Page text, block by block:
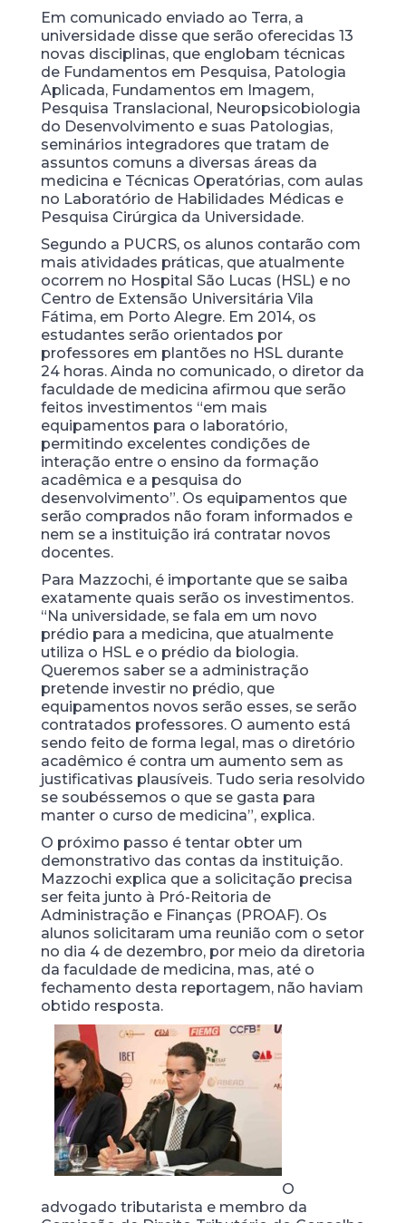
Em comunicado enviado ao Terra, a
universidade disse que serão oferecidas 13
novas disciplinas, que englobam técnicas
de Fundamentos em Pesquisa, Patologia
Aplicada, Fundamentos em Imagem,
Pesquisa Translacional, Neuropsicobiologia
do Desenvolvimento e suas Patologias,
seminários integradores que tratam de
assuntos comuns a diversas áreas da
medicina e Técnicas Operatórias, com aulas
no Laboratório de Habilidades Médicas e
Pesquisa Cirúrgica da Universidade.
Segundo a PUCRS, os alunos contarão com
mais atividades práticas, que atualmente
ocorrem no Hospital São Lucas (HSL) e no
Centro de Extensão Universitária Vila
Fátima, em Porto Alegre. Em 2014, os
estudantes serão orientados por
professores em plantões no HSL durante
24 horas. Ainda no comunicado, o diretor da
faculdade de medicina afirmou que serão
feitos investimentos “em mais
equipamentos para o laboratório,
permitindo excelentes condições de
interação entre o ensino da formação
acadêmica e a pesquisa do
desenvolvimento”. Os equipamentos que
serão comprados não foram informados e
nem se a instituição irá contratar novos
docentes.
Para Mazzochi, é importante que se saiba
exatamente quais serão os investimentos.
“Na universidade, se fala em um novo
prédio para a medicina, que atualmente
utiliza o HSL e o prédio da biologia.
Queremos saber se a administração
pretende investir no prédio, que
equipamentos novos serão esses, se serão
contratados professores. O aumento está
sendo feito de forma legal, mas o diretório
acadêmico é contra um aumento sem as
justificativas plausíveis. Tudo seria resolvido
se soubéssemos o que se gasta para
manter o curso de medicina”, explica.
O próximo passo é tentar obter um
demonstrativo das contas da instituição.
Mazzochi explica que a solicitação precisa
ser feita junto à Pró-Reitoria de
Administração e Finanças (PROAF). Os
alunos solicitaram uma reunião com o setor
no dia 4 de dezembro, por meio da diretoria
da faculdade de medicina, mas, até o
fechamento desta reportagem, não haviam
obtido resposta.
O
advogado tributarista e membro da